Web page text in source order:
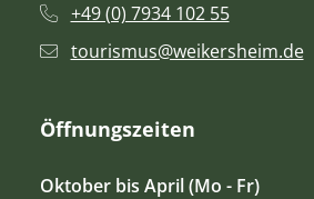
+49 (0) 7934 102 55
tourismus@weikersheim.de
Öffnungszeiten
Oktober bis April (Mo - Fr)